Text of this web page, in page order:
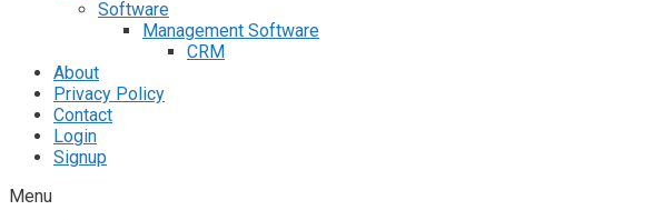
Software
Management Software
CRM
About
Privacy Policy
Contact
Login
Signup
Menu